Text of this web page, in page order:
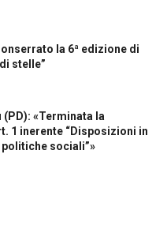
la 6ª edizione di
stelle”
«Terminata la
1 inerente “Disposizioni in
sociali”»